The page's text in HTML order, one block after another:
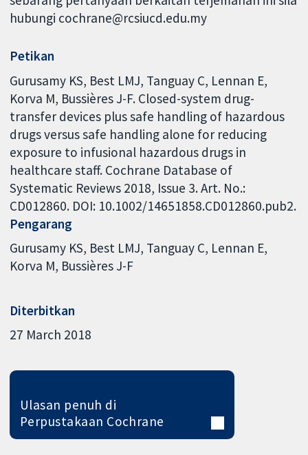
hubungi cochrane@rcsiucd.edu.my
Petikan
Gurusamy KS, Best LMJ, Tanguay C, Lennan E,
Korva M, Bussières J-F. Closed-system drug-
transfer devices plus safe handling of hazardous
drugs versus safe handling alone for reducing
exposure to infusional hazardous drugs in
healthcare staff. Cochrane Database of
Systematic Reviews 2018, Issue 3. Art. No.:
CD012860. DOI: 10.1002/14651858.CD012860.pub2.
Pengarang
Gurusamy KS Best LMJ Tanguay C Lennan E
Korva M Bussières J-F
Diterbitkan
27 March 2018
Ulasan penuh di
Perpustakaan Cochrane